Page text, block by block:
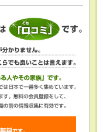
知、開示、
、利用の停
供の停止
を受け付け
、以下の
」で受け付